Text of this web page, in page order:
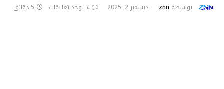
بواسطة znn ديسمبر 2, 2025 لا توجد تعليقات 5 دقائق